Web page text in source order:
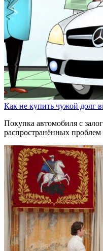
Как не купить чужой долг
Покупка автомобиля с
распространённых